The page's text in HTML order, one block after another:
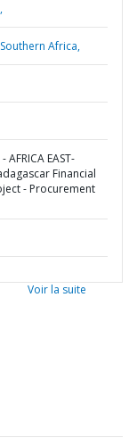
Africa,
AFRICA EAST-
Financial
- Procurement
Voir la suite